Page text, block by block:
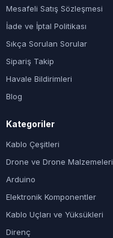
Mesafeli Satış Sözleşmesi
İade ve İptal Politikası
Sıkça Sorulan Sorular
Sipariş Takip
Havale Bildirimleri
Blog
Kategoriler
Kablo Çeşitleri
Drone ve Drone Malzemeleri
Arduino
Elektronik Komponentler
Kablo Uçları ve Yüksükleri
Direnç